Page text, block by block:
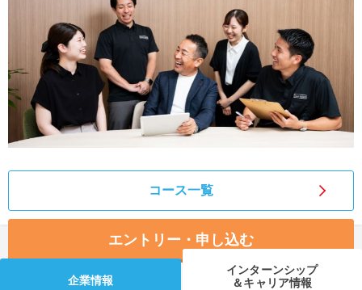
就活時事ニュースを更新 不明点があればこちら
コース一覧
エントリー・申し込む
企業情報
インターンシップ
＆キャリア情報